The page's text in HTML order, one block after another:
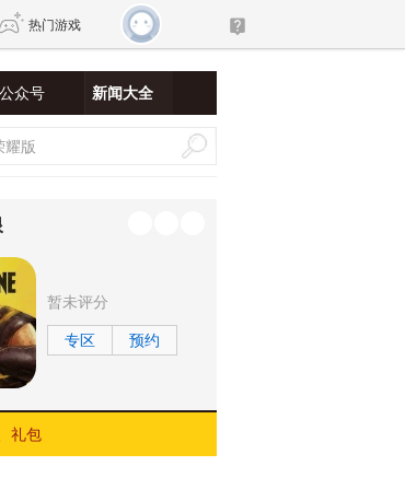
热门游戏
仙剑世界
公众号 新闻大全
暂未评分
专区 预约
礼包